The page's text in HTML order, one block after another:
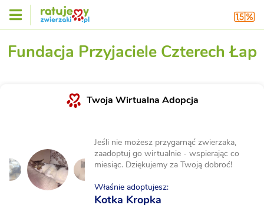
Fundacja Przyjaciele Czterech Łap
Twoja Wirtualna Adopcja
Jeśli nie możesz przygarnąć zwierzaka,
zaadoptuj go wirtualnie - wspierając co
miesiąc. Dziękujemy za Twoją dobroć!
Właśnie adoptujesz:
Kotka Kropka